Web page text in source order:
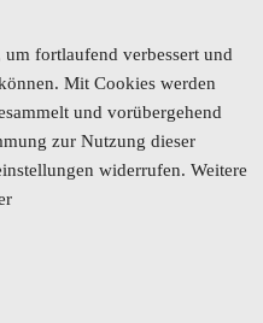
fortlaufend verbessert und
Mit Cookies werden
und vorübergehend
zur Nutzung dieser
widerrufen. Weitere